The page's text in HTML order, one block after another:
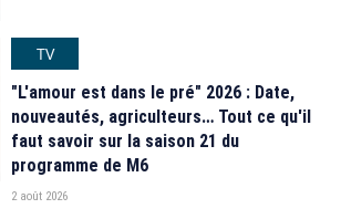
TV
"L'amour est dans le pré" 2026 : Date,
nouveautés, agriculteurs… Tout ce qu'il
faut savoir sur la saison 21 du
programme de M6
2 août 2026